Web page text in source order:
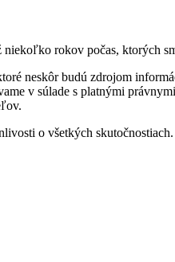
rokov počas, ktorých
neskôr budú zdrojom
v súlade s platnými
o všetkých